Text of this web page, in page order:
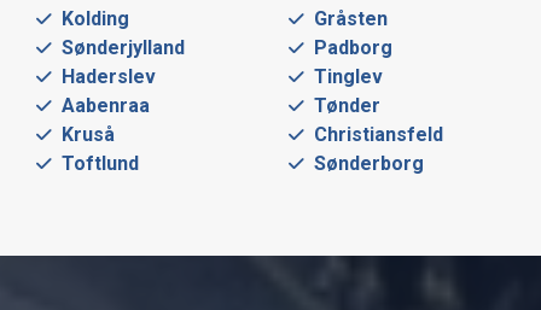
Kolding
Sønderjylland
Haderslev
Aabenraa
Kruså
Toftlund
Gråsten
Padborg
Tinglev
Tønder
Christiansfeld
Sønderborg